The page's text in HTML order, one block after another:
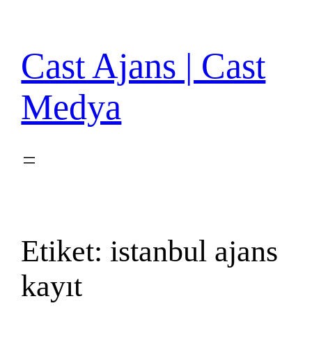
Cast Ajans | Cast
Medya
Etiket: istanbul ajans
kayıt